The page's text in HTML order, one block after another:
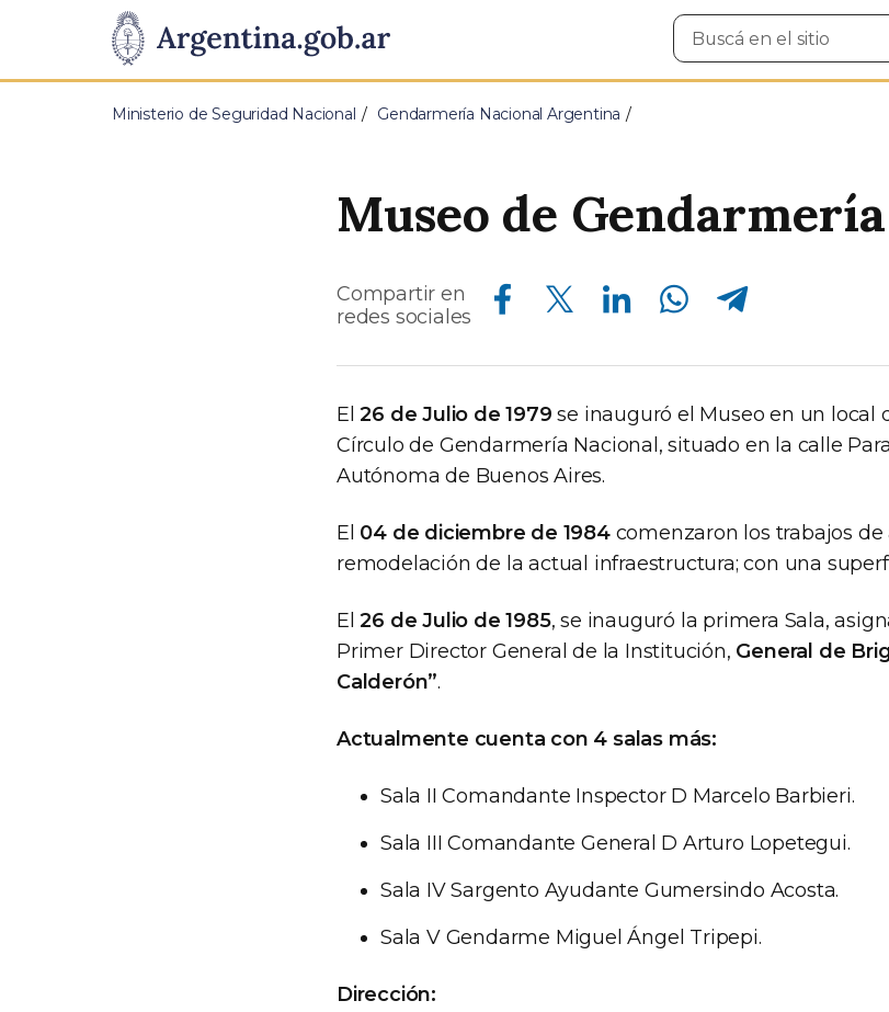
Presidencia
de
Pasar al contenido principal
Buscar
en
Ministerio de Seguridad Nacional Gendarmería Nacional Argentina
Museo de
Compartir en
redes sociales
Compartir en Facebook Compartir en Twitter Compartir en Linkedin Compartir en Whatsapp Compartir en Telegram
El26 de Julio de 1979 se inauguró el Museo en un local
Círculo de Gendarmería Nacional, situado en la calle
Autónoma de Buenos Aires.
El 04 de diciembre de 1984comenzaron los trabajos
remodelación de la actual infraestructura; con una
El26 de Julio de 1985, se inauguró la primera Sala,
Primer Director General de la Institución, General de
Calderón”.
Actualmente cuenta con 4 salas más:
Sala II Comandante Inspector D Marcelo Barbieri.
Sala III Comandante General D Arturo Lopetegui.
Sala IV Sargento Ayudante Gumersindo Acosta.
Sala V Gendarme Miguel Ángel Tripepi.
Dirección: